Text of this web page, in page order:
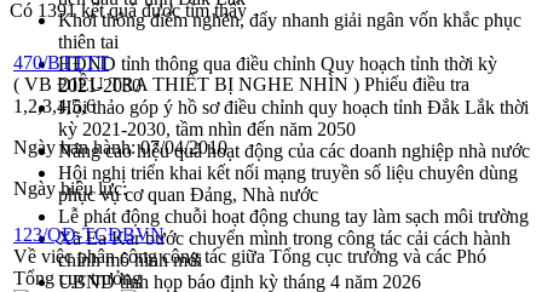
Khơi thông điểm nghẽn, đẩy nhanh giải ngân vốn khắc phục
thiên tai
HĐND tỉnh thông qua điều chỉnh Quy hoạch tỉnh thời kỳ
2021-2030
Hội thảo góp ý hồ sơ điều chỉnh quy hoạch tỉnh Đắk Lắk thời
kỳ 2021-2030, tầm nhìn đến năm 2050
Nâng cao hiệu quả hoạt động của các doanh nghiệp nhà nước
Hội nghị triển khai kết nối mạng truyền số liệu chuyên dùng
phục vụ cơ quan Đảng, Nhà nước
Lễ phát động chuỗi hoạt động chung tay làm sạch môi trường
Xã Ea Kar bước chuyển mình trong công tác cải cách hành
chính mô hình mới
UBND tỉnh họp báo định kỳ tháng 4 năm 2026
Có 1391kết quả được tìm thấy
470/BTTTT
( VB ĐIỀU TRA THIẾT BỊ NGHE NHÌN ) Phiếu điều tra
1,2,3,4,5,6
Ngày ban hành:07/04/2010
Ngày hiệu lực:
123/QĐ-TCĐBVN
Về việc phân công công tác giữa Tổng cục trưởng và các Phó
Tổng cục trưởng